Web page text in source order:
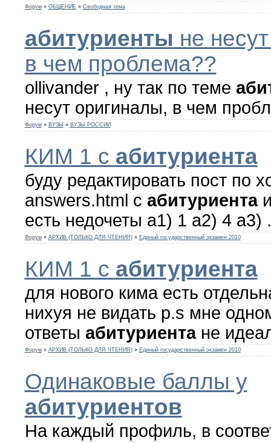
Форум » ОБЩЕНИЕ » Свободная тема
абитуриенты не
в чем проблема??
ollivander , ну так по теме
несут оригиналы, в чем
Форум » ВУЗЫ » ВУЗЫ РОССИИ
КИМ 1 с абитуриента
буду редактировать пост по
answers.html с абитуриента
есть недочеты а1) 1 а2) 4 а3)
Форум » АРХИВ (ТОЛЬКО ДЛЯ ЧТЕНИЯ) » Единый государственный экзамен 2010
КИМ 1 с абитуриента
для нового кима есть
нихуя не видать p.s мне
ответы абитуриентане
Форум » АРХИВ (ТОЛЬКО ДЛЯ ЧТЕНИЯ) » Единый государственный экзамен 2010
Одинаковые баллы у
абитуриентов
На каждый профиль, в